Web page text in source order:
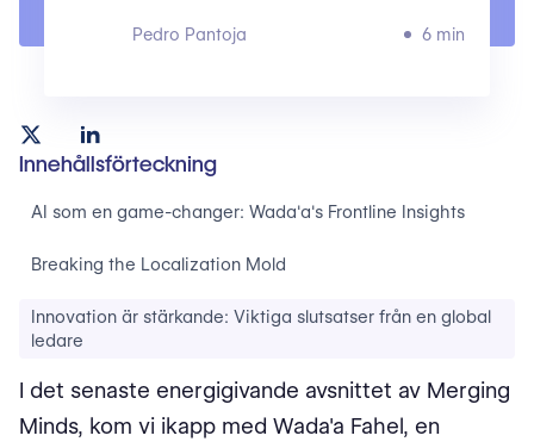
Pedro Pantoja 6 min
Innehållsförteckning
AI som en game-changer: Wada'a's Frontline Insights
Breaking the Localization Mold
Innovation är stärkande: Viktiga slutsatser från en global
ledare
I det senaste energigivande avsnittet av Merging
Minds, kom vi ikapp med Wada'a Fahel, en